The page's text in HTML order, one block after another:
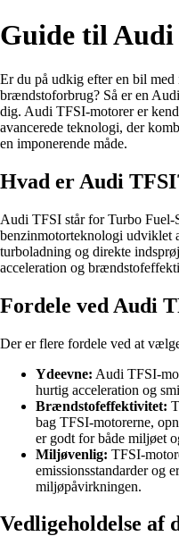
Guide til
Er du på udkig efter en bil
brændstoforbrug? Så er en
dig. Audi TFSI-motorer er
avancerede teknologi, der
en imponerende måde.
Hvad er Audi
Audi TFSI står for Turbo Fuel-
benzinmotorteknologi udviklet
turboladning og direkte
acceleration og
Fordele ved Audi
Der er flere fordele ved at
Ydeevne: Audi TFSI-
hurtig acceleration og
Brændstofeffektivitet:
bag TFSI-motorerne,
er godt for både miljøet
Miljøvenlig: TFSI-
emissionsstandarder og
miljøpåvirkningen.
Vedligeholdelse af